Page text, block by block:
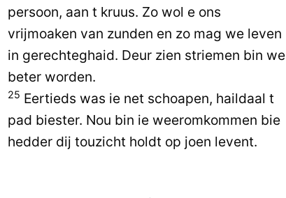
persoon, aan t kruus. Zo wol e ons
vrijmoaken van zunden en zo mag we leven
in gerechteghaid. Deur zien striemen bin we
beter worden.
25 Eertieds was ie net schoapen, haildaal t
pad biester. Nou bin ie weeromkommen bie
hedder dij touzicht holdt op joen levent.